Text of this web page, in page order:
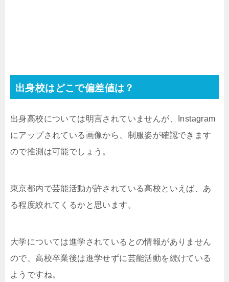
出身校はどこで偏差値は？
出身高校については明言されていませんが、Instagram
にアップされている画像から、制服姿が確認できます
ので推測は可能でしょう。
東京都内で芸能活動が許されている高校といえば、あ
る程度絞れてくるかと思います。
大学については進学されているとの情報がありません
ので、高校卒業後は進学せずに芸能活動を続けている
ようですね。